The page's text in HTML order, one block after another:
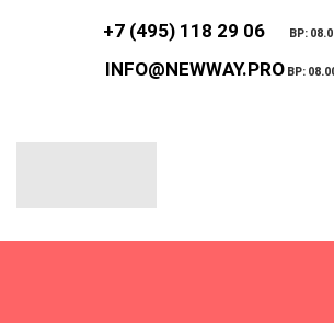
+7 (495) 118 29 06 ВР:
INFO@NEWWAY.PRO ВР: